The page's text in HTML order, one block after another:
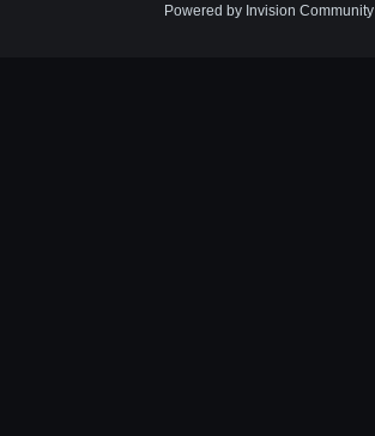
Powered by Invision Community